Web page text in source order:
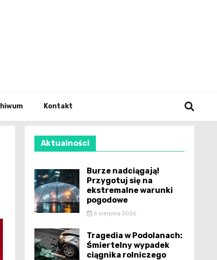
Kontakt
Aktualności
Burze nadciągają!
Przygotuj się na
ekstremalne warunki
pogodowe
6 sierpnia 2026
Tragedia w Podolanach:
Śmiertelny wypadek
ciągnika rolniczego